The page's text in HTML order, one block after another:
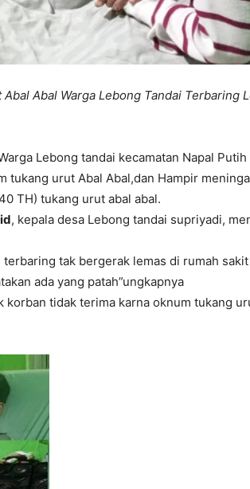
Abal Warga Lebong Tandai Terbaring
Lebong tandai kecamatan Napal
tukang urut Abal Abal,dan Hampir
TH) tukang urut abal abal.
, kepala desa Lebong tandai supriyadi,
tak bergerak lemas di rumah
ada yang patah”ungkapnya
korban tidak terima karna oknum tukang